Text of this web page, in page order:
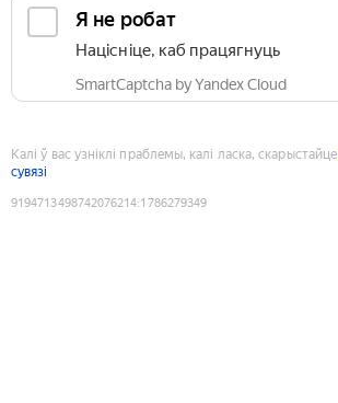
Я не робат
Націсніце, каб працягнуць
SmartCaptcha by Yandex Cloud
Калі ў вас узніклі праблемы, калі ласка, скарыстайце
сувязі
9194713498742076214:1786279349